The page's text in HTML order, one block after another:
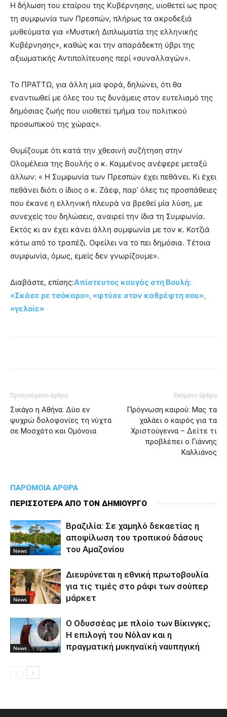
Η δήλωση του εταίρου της Κυβέρνησης, υιοθετεί ως προς
τη συμφωνία των Πρεσπών, πλήρως τα ακροδεξιά
μυθεύματα για «Μυστική Διπλωματία της ελληνικής
Κυβέρνησης», καθώς και την απαράδεκτη ύβρι της
αξιωματικής Αντιπολίτευσης περί «συναλλαγών».
Το ΠΡΑΤΤΩ, για άλλη μια φορά, δηλώνει, ότι θα
εναντιωθεί με όλες του τις δυνάμεις στον ευτελισμό της
δημόσιας ζωής που υιοθετεί τμήμα του πολιτικού
προσωπικού της χώρας».
Θυμίζουμε ότι κατά την χθεσινή συζήτηση στην
Ολομέλεια της Βουλής ο κ. Καμμένος ανέφερε μεταξύ
άλλων: « Η Συμφωνία των Πρεσπών έχει πεθάνει. Κι έχει
πεθάνει διότι ο ίδιος ο κ. Ζάεφ, παρ’ όλες τις προσπάθειες
που έκανε η ελληνική πλευρά να βρεθεί μία λύση, με
συνεχείς του δηλώσεις, αναιρεί την ίδια τη Συμφωνία.
Εκτός κι αν έχει κάνει άλλη συμφωνία με τον κ. Κοτζιά
κάτω από το τραπέζι. Οφείλει να το πει δημόσια. Τέτοια
συμφωνία, όμως, εμείς δεν γνωρίζουμε».
Διαβάστε, επίσης:Απίστευτος καυγάς στη Βουλή:
«Σκάσε ρε τσόκαρο», «φτύσε στον καθρέφτη σου»,
«γελοίε»
Προηγούμενο άρθρο
Σικάγο η Αθήνα: Δύο εν
ψυχρώ δολοφονίες τη νύχτα
σε Μοσχάτο και Ομόνοια
Επόμενο άρθρο
Πρόγνωση καιρού: Μας τα
χαλάει ο καιρός για τα
Χριστούγεννα – Δείτε τι
προβλέπει ο Γιάννης
Καλλιάνος
ΠΑΡΟΜΟΙΑ ΑΡΘΡΑ
ΠΕΡΙΣΣΟΤΕΡΑ ΑΠΟ ΤΟΝ ΔΗΜΙΟΥΡΓΟ
News
Βραζιλία: Σε χαμηλό δεκαετίας η
αποψίλωση του τροπικού δάσους
του Αμαζονίου
News
Διευρύνεται η εθνική πρωτοβουλία
για τις τιμές στο ράφι των σούπερ
μάρκετ
News
Ο Οδυσσέας με πλοίο των Βίκινγκς;
Η επιλογή του Νόλαν και η
πραγματική μυκηναϊκή ναυπηγική